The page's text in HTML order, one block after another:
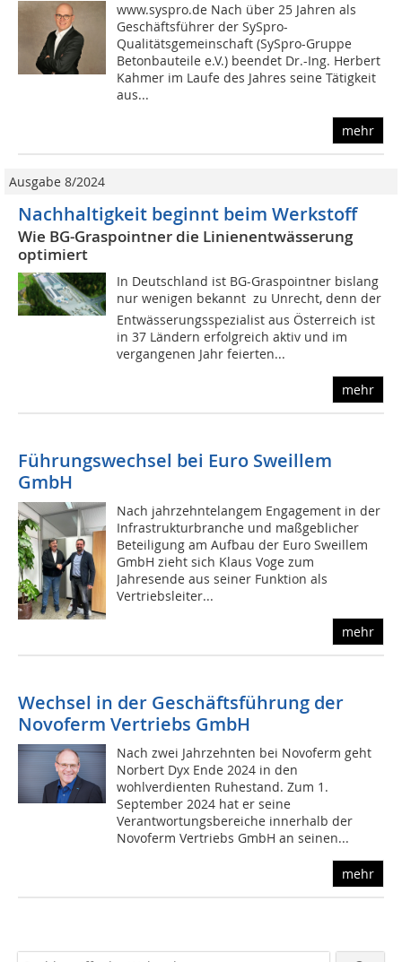
www.syspro.de Nach über 25 Jahren als
Geschäftsführer der SySpro-
Qualitätsgemeinschaft (SySpro-Gruppe
Betonbauteile e.V.) beendet Dr.-Ing. Herbert
Kahmer im Laufe des Jahres seine Tätigkeit
aus...
mehr
Ausgabe 8/2024
Nachhaltigkeit beginnt beim Werkstoff
Wie BG-Graspointner die Linienentwässerung
optimiert
In Deutschland ist BG-Graspointner bislang
nur wenigen bekannt  zu Unrecht, denn der
Entwässerungsspezialist aus Österreich ist
in 37 Ländern erfolgreich aktiv und im
vergangenen Jahr feierten...
mehr
Führungswechsel bei Euro Sweillem
GmbH
Nach jahrzehntelangem Engagement in der
Infrastrukturbranche und maßgeblicher
Beteiligung am Aufbau der Euro Sweillem
GmbH zieht sich Klaus Voge zum
Jahresende aus seiner Funktion als
Vertriebsleiter...
mehr
Wechsel in der Geschäftsführung der
Novoferm Vertriebs GmbH
Nach zwei Jahrzehnten bei Novoferm geht
Norbert Dyx Ende 2024 in den
wohlverdienten Ruhestand. Zum 1.
September 2024 hat er seine
Verantwortungsbereiche innerhalb der
Novoferm Vertriebs GmbH an seinen...
mehr